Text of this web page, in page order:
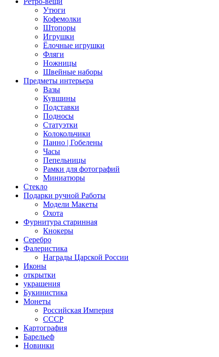
Утюги
Кофемолки
Штопоры
Игрушки
Ёлочные игрушки
Фляги
Ножницы
Швейные наборы
Предметы интерьера
Вазы
Кувшины
Подставки
Подносы
Статуэтки
Колокольчики
Панно | Гобелены
Часы
Пепельницы
Рамки для фотографий
Миниатюры
Стекло
Подарки ручной Работы
Модели Макеты
Охота
Фурнитура старинная
Кнокеры
Серебро
Фалеристика
Награды Царской России
Иконы
открытки
украшения
Букинистика
Монеты
Российская Империя
СССР
Картография
Барельеф
Новинки